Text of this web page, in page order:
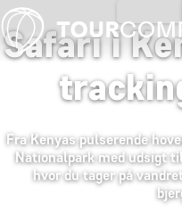
Safari i
Fra Kenyas pulserende
Nationalpark med udsigt
hvor du tager på